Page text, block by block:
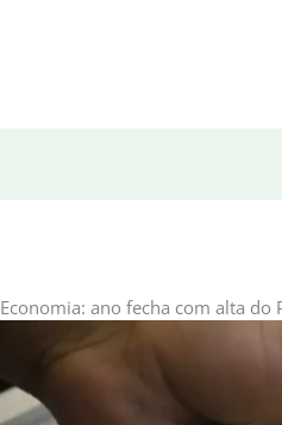
Economia: ano fecha com alta